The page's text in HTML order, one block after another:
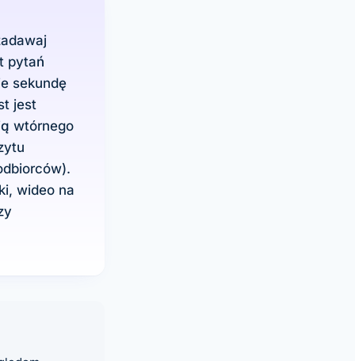
pytań
sekundę
jest
wtórnego
wideo na